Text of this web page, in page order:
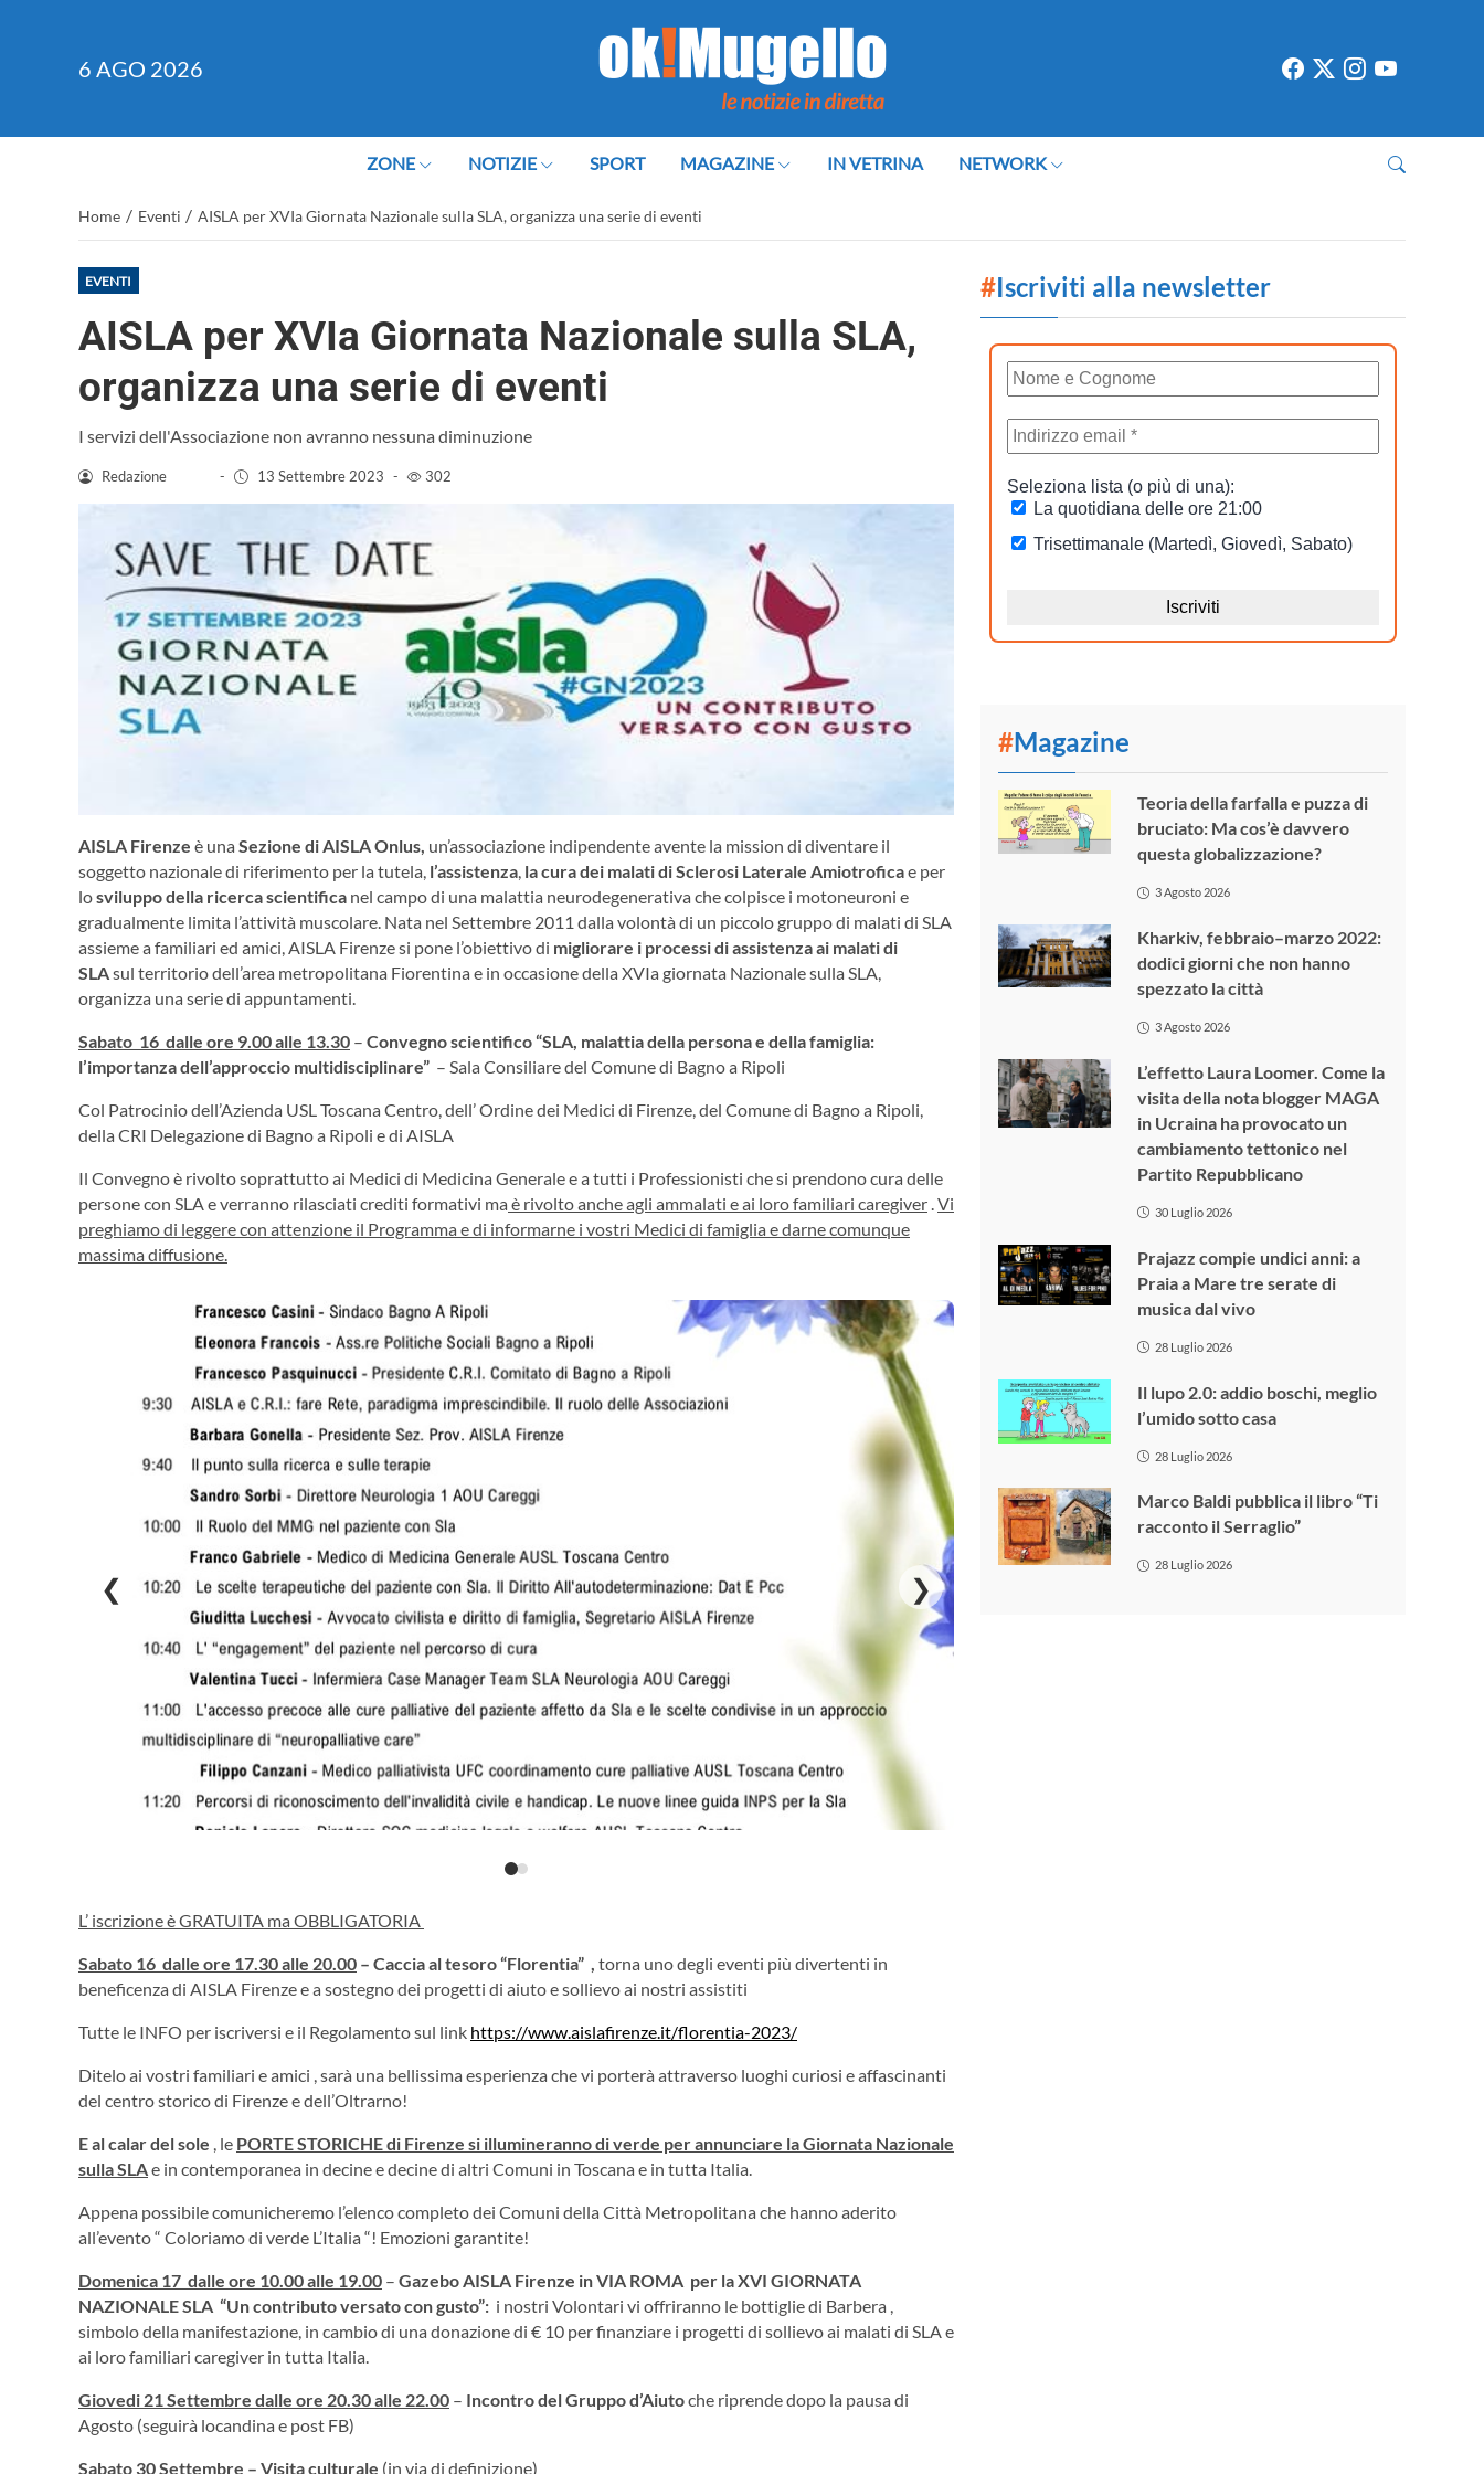
6 AGO 2026
ZONE NOTIZIE SPORT MAGAZINE IN VETRINA NETWORK
Home / Eventi / AISLA per XVIa Giornata Nazionale sulla SLA, organizza una serie di eventi
EVENTI
AISLA per XVIa Giornata Nazionale sulla SLA,
organizza una serie di eventi
I servizi dell'Associazione non avranno nessuna diminuzione
Redazione - 13 Settembre 2023 - 302
AISLA Firenze è una Sezione di AISLA Onlus, un’associazione indipendente avente la mission di diventare il
soggetto nazionale di riferimento per la tutela, l’assistenza, la cura dei malati di Sclerosi Laterale Amiotroficae per
losviluppo della ricerca scientifica nel campo di una malattia neurodegenerativa che colpisce i motoneuroni e
gradualmente limita l’attività muscolare. Nata nel Settembre 2011 dalla volontà di un piccolo gruppo di malati di SLA
assieme a familiari ed amici, AISLA Firenze si pone l’obiettivo di migliorare i processi di assistenza ai malati di
SLAsul territorio dell’area metropolitana Fiorentina e in occasione della XVIa giornata Nazionale sulla SLA,
organizza una serie di appuntamenti.
Sabato 16 dalle ore 9.00 alle 13.30 – Convegno scientifico“SLA, malattia della persona e della famiglia:
l’importanza dell’approccio multidisciplinare” – Sala Consiliare del Comune di Bagno a Ripoli
Col Patrocinio dell’Azienda USL Toscana Centro, dell’ Ordine dei Medici di Firenze, del Comune di Bagno a Ripoli,
della CRI Delegazione di Bagno a Ripoli e di AISLA
Il Convegno è rivolto soprattutto ai Medici di Medicina Generale e a tutti i Professionisti che si prendono cura delle
persone con SLA e verranno rilasciati crediti formativi ma è rivolto anche agli ammalati e ai loro familiari caregiver.Vi
preghiamo di leggere con attenzione il Programma e di informarne i vostri Medici di famiglia e darne comunque
massima diffusione.
❮ ❯
L’ iscrizione è GRATUITA ma OBBLIGATORIA
Sabato 16 dalle ore 17.30 alle 20.00 – Caccia al tesoro “Florentia” , torna uno degli eventi più divertenti in
beneficenza di AISLA Firenze e a sostegno dei progetti di aiuto e sollievo ai nostri assistiti
Tutte le INFO per iscriversi e il Regolamento sul link https://www.aislafirenze.it/florentia-2023/
Ditelo ai vostri familiari e amici , sarà una bellissima esperienza che vi porterà attraverso luoghi curiosi e affascinanti
del centro storico di Firenze e dell’Oltrarno!
E al calar del sole , le PORTE STORICHE di Firenze si illumineranno di verde per annunciare la Giornata Nazionale
sulla SLAe in contemporanea in decine e decine di altri Comuni in Toscana e in tutta Italia.
Appena possibile comunicheremo l’elenco completo dei Comuni della Città Metropolitana che hanno aderito
all’evento “ Coloriamo di verde L’Italia “! Emozioni garantite!
Domenica 17 dalle ore 10.00 alle 19.00 – Gazebo AISLA Firenze in VIA ROMA per la XVI GIORNATA
NAZIONALE SLA “Un contributo versato con gusto”: i nostri Volontari vi offriranno le bottiglie di Barbera ,
simbolo della manifestazione, in cambio di una donazione di € 10 per finanziare i progetti di sollievo ai malati di SLA e
ai loro familiari caregiver in tutta Italia.
Giovedi 21 Settembre dalle ore 20.30 alle 22.00 – Incontro del Gruppo d’Aiutoche riprende dopo la pausa di
Agosto (seguirà locandina e post FB)
Sabato 30 Settembre – Visita culturale (in via di definizione)
#Iscriviti alla newsletter
#Magazine
Teoria della farfalla e puzza di
bruciato: Ma cos’è davvero
questa globalizzazione?
3 Agosto 2026
Kharkiv, febbraio–marzo 2022:
dodici giorni che non hanno
spezzato la città
3 Agosto 2026
L’effetto Laura Loomer. Come la
visita della nota blogger MAGA
in Ucraina ha provocato un
cambiamento tettonico nel
Partito Repubblicano
30 Luglio 2026
Prajazz compie undici anni: a
Praia a Mare tre serate di
musica dal vivo
28 Luglio 2026
Il lupo 2.0: addio boschi, meglio
l’umido sotto casa
28 Luglio 2026
Marco Baldi pubblica il libro “Ti
racconto il Serraglio”
28 Luglio 2026